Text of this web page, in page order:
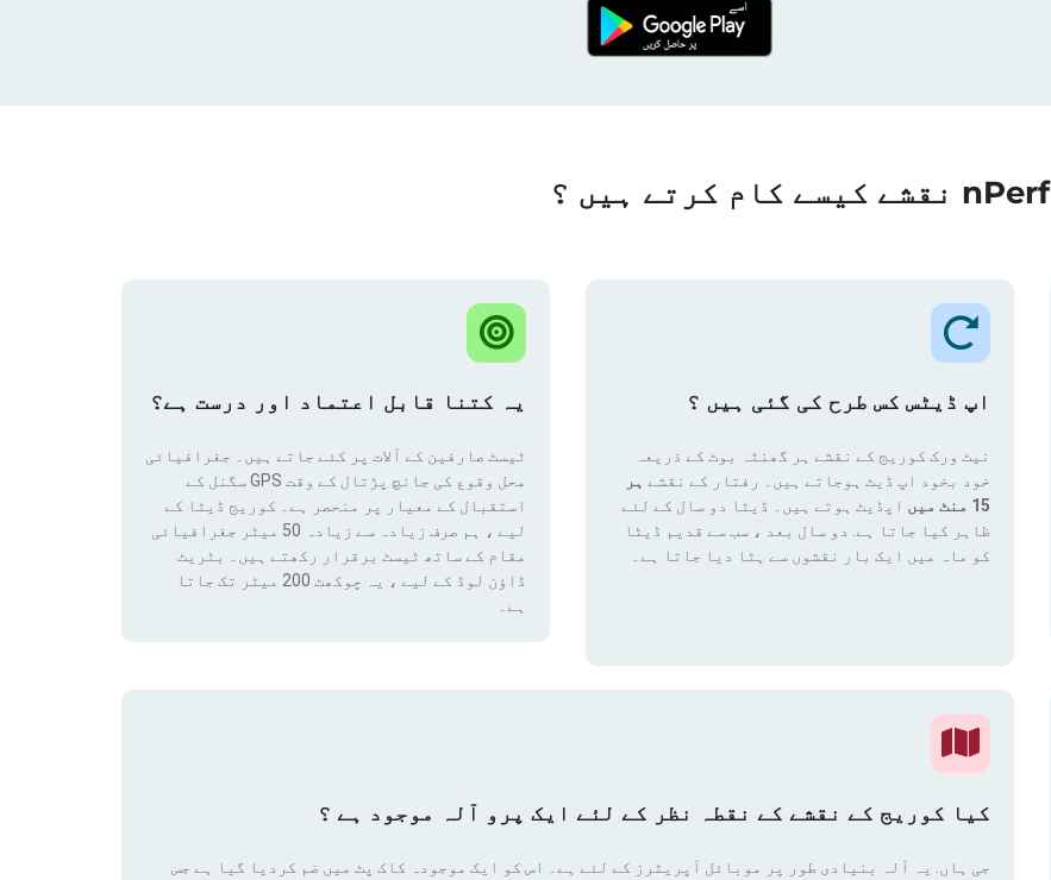
nPerf نقشے کیسے کام کرتے ہیں ؟
اپ ڈیٹس کس طرح کی گئی ہیں ؟
نیٹ ورک کوریج کے نقشے ہر گھنٹہ بوٹ کے ذریعہ
خود بخود اپ ڈیٹ ہوجاتے ہیں۔ رفتار کے نقشے ہر
15 منٹ میں
اپڈیٹ ہوتے ہیں۔ ڈیٹا دو سال کے لئے
ظاہر کیا جاتا ہے. دو سال بعد ، سب سے قدیم ڈیٹا
کو ماہ میں ایک بار نقشوں سے ہٹا دیا جاتا ہے۔
یہ کتنا قابل اعتماد اور درست ہے؟
ٹیسٹ صارفین کے آلات پر کئے جاتے ہیں۔ جغرافیائی
محل وقوع کی جانچ پڑتال کے وقت GPS سگنل کے
استقبال کے معیار پر منحصر ہے۔ کوریج ڈیٹا کے
لیے ، ہم صرف زیادہ سے زیادہ 50 میٹر جغرافیائی
مقام کے ساتھ ٹیسٹ برقرار رکھتے ہیں۔ بٹریٹ
ڈاؤن لوڈ کے لیے ، یہ چوکھٹ 200 میٹر تک جاتا
ہے۔
کیا کوریج کے نقشے کے نقطہ نظر کے لئے ایک پرو آلہ موجود ہے ؟
جی ہاں. یہ آلہ بنیادی طور پر موبائل آپریٹرز کے لئے ہے۔ اس کو ایک موجودہ کاک پٹ میں ضم کردیا گیا ہے جس